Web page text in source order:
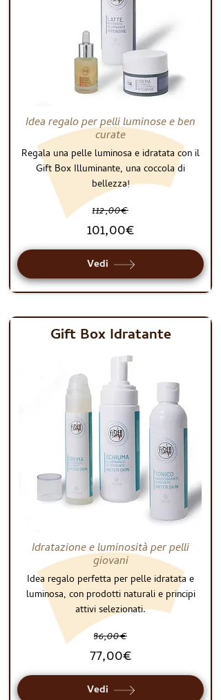
Idea regalo per pelli luminose e ben
curate
Regala una pelle luminosa e idratata con il
Gift Box Illuminante, una coccola di
bellezza!
112,00€
101,00€
Vedi
Gift Box Idratante
Idratazione e luminosità per pelli
giovani
Idea regalo perfetta per pelle idratata e
luminosa, con prodotti naturali e principi
attivi selezionati.
86,00€
77,00€
Vedi